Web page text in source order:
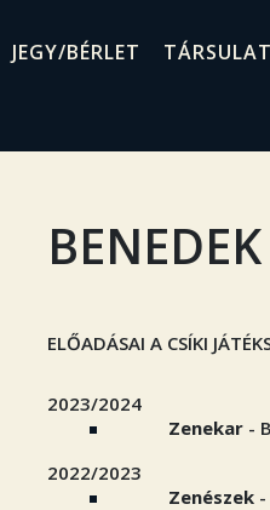
JEGY/BÉRLET TÁRSULAT
ELŐADÁSAI A CSÍKI
2023/2024
Zenekar -
2022/2023
Zenészek